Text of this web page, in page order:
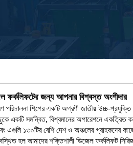
ফর্কলিফটের জন্য আপনার বিশ্বস্ত অংশীদার
পরিচালনা শিল্পের একটি অগ্রণী জাতীয় উচ্চ-
সমন্বিত, বিশ্বমানের অপারেশনে একত্রিত
এগুলি ১৩০টির বেশি দেশ ও অঞ্চলের গ্রাহকদের
হল আমাদের শক্তিশালী ডিজেল ফর্কলিফট সিরিজ,